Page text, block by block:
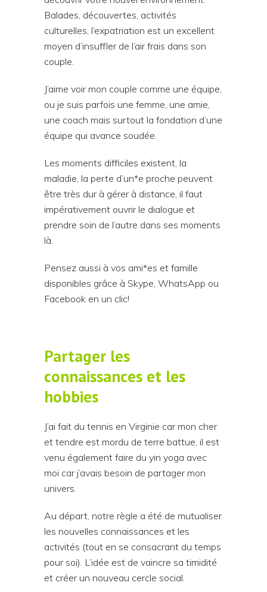
Balades, découvertes, activités
culturelles, l’expatriation est un excellent
moyen d’insuffler de l’air frais dans son
couple.
J’aime voir mon couple comme une équipe,
ou je suis parfois une femme, une amie,
une coach mais surtout la fondation d’une
équipe qui avance soudée.
Les moments difficiles existent, la
maladie, la perte d’un*e proche peuvent
être très dur à gérer à distance, il faut
impérativement ouvrir le dialogue et
prendre soin de l’autre dans ses moments
là.
Pensez aussi à vos ami*es et famille
disponibles grâce à Skype, WhatsApp ou
Facebook en un clic!
Partager les
connaissances et les
hobbies
J’ai fait du tennis en Virginie car mon cher
et tendre est mordu de terre battue, il est
venu également faire du yin yoga avec
moi car j’avais besoin de partager mon
univers.
Au départ, notre règle a été de mutualiser
les nouvelles connaissances et les
activités (tout en se consacrant du temps
pour soi). L’idée est de vaincre sa timidité
et créer un nouveau cercle social.